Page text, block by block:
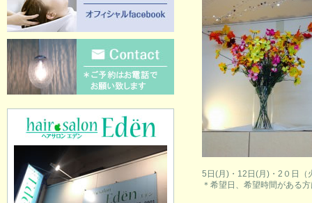
5日(月)・12日(月)・2０日（
＊希望日、希望時間がある
Contact [ご質問のある方はこちらか
hair salon Eden [ヘアサロンエデン]